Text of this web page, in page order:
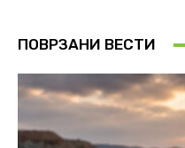
ПОВРЗАНИ ВЕСТИ